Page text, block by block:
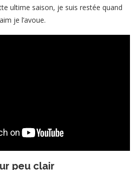
ultime saison, je suis restée quand
je l’avoue.
peu clair